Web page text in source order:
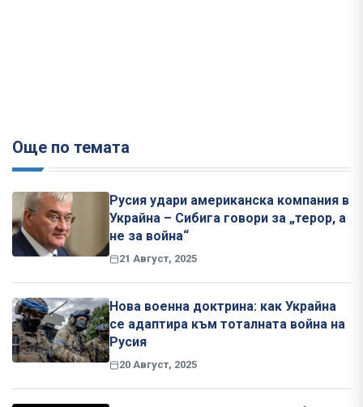
Още по темата
Русия удари американска компания в
Украйна – Сибига говори за „терор, а
не за война“
21 Август, 2025
Нова военна доктрина: как Украйна
се адаптира към тоталната война на
Русия
20 Август, 2025